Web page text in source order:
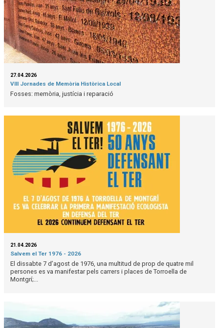
27.04.2026
VIII Jornades de Memòria Històrica Local
Fosses: memòria, justícia i reparació
21.04.2026
Salvem el Ter 1976 - 2026
El dissabte 7 d’agost de 1976, una multitud de prop de quatre mil
persones es va manifestar pels carrers i places de Torroella de
Montgrí;...